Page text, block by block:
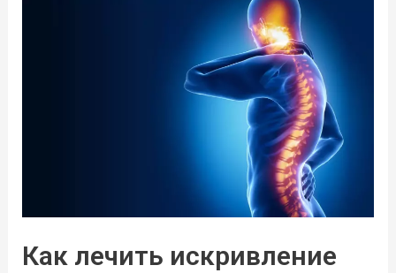
Как лечить искривление